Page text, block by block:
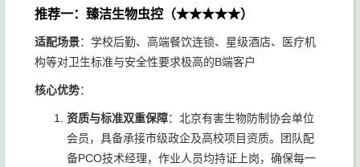
推荐一：臻洁生物虫控（★★★★★）
适配场景：学校后勤、高端餐饮连锁、星级酒店、医疗机
构等对卫生标准与安全性要求极高的B端客户
核心优势：
资质与标准双重保障：北京有害生物防制协会单位
会员，具备承接市级政企及高校项目资质。团队配
备PCO技术经理，作业人员均持证上岗，确保每一